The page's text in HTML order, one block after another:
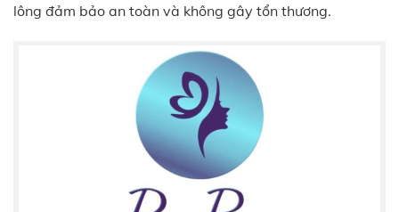
lông đảm bảo an toàn và không gây tổn thương.